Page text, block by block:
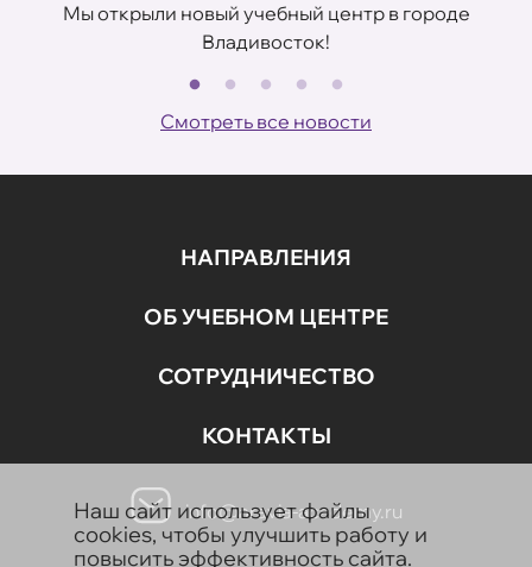
Мы открыли новый учебный центр в городе
Владивосток!
Смотреть все новости
НАПРАВЛЕНИЯ
ОБ УЧЕБНОМ ЦЕНТРЕ
СОТРУДНИЧЕСТВО
КОНТАКТЫ
info@aravia-academy.ru
Наш сайт использует файлы
cookies, чтобы улучшить работу и
повысить эффективность сайта.